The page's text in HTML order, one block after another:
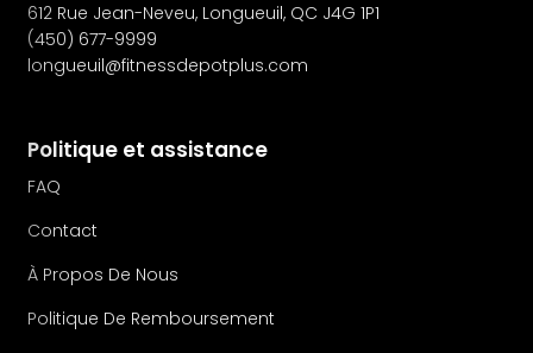
612 Rue Jean-Neveu, Longueuil, QC J4G 1P1
(450) 677-9999
longueuil@fitnessdepotplus.com
Politique et assistance
FAQ
Contact
À Propos De Nous
Politique De Remboursement